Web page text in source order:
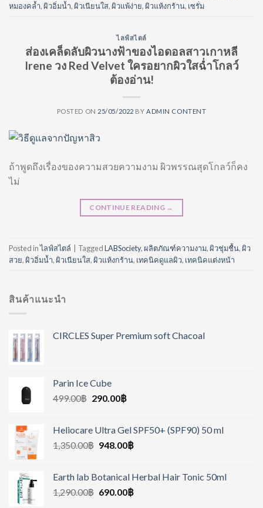
หมองคล้ำ,ผิวอิ่มน้ำ,ผิวเนียนใส,ผิวแพ้ง่าย,ผิวแห้งกร้าน, เซรั่ม
ไลฟ์สไตล์
ส่องเคล็ดลับผิวนางฟ้าของไอดอลสาวเกาหลี
Irene วง Red Velvet ใครอยากผิวใสฉ่ำโกลว์
ต้องอ่าน!
POSTED ON 25/05/2022 BYADMIN CONTENT
ถ้าพูดถึงเรื่องของความสวยความงาม ผิวพรรณสุดโกลว์ก็คง
ไม่
CONTINUE READING →
Posted inไลฟ์สไตล์ TaggedLABSociety,ผลิตภัณฑ์ความงาม,ผิวชุ่มชื้น,ผิว
สวย,ผิวอิ่มน้ำ,ผิวเนียนใส,ผิวแห้งกร้าน, เทคนิคดูแลผิว, เทคนิคแต่งหน้า
สินค้าแนะนำ
CIRCLES Super Premium soft Chacoal
Parin Ice Cube
499.00฿ 290.00฿
Heliocare Ultra Gel SPF50+ (SPF90) 50 ml
1,350.00฿ 948.00฿
Earth lab Botanical Herbal Hair Tonic 50ml
1,290.00฿ 690.00฿